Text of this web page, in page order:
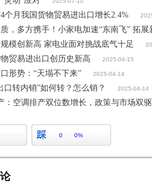
个月我国货物贸易进出口增长2.4%
，多方携手！小家电加速“东南飞” 拓展
模创新高 家电业面对挑战底气十足
贸易进出口创历史新高 2025-04-15
形势：“天塌不下来” 2025-04-14
口转内销”如何转？怎么销？ 2025-04-14
：空调排产双位数增长，政策与市场双
0 0%